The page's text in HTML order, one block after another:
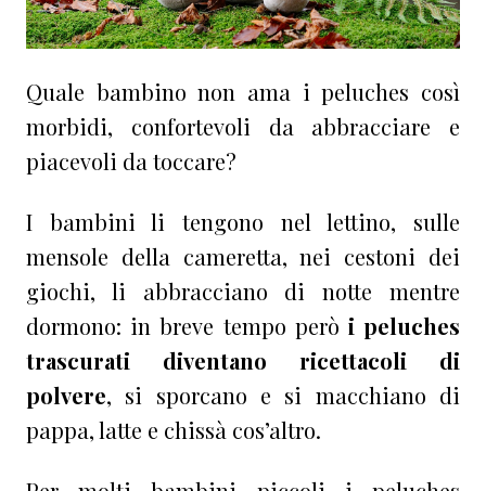
Quale bambino non ama i peluches così
morbidi, confortevoli da abbracciare e
piacevoli da toccare?
I bambini li tengono nel lettino, sulle
mensole della cameretta, nei cestoni dei
giochi, li abbracciano di notte mentre
dormono: in breve tempo però i peluches
trascurati diventano ricettacoli di
polvere, si sporcano e si macchiano di
pappa, latte e chissà cos’altro.